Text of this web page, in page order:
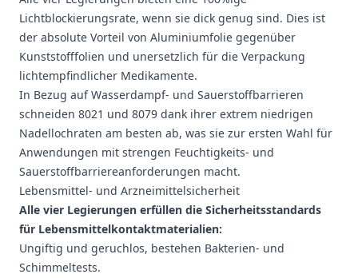
Lichtblockierungsrate, wenn sie dick genug sind. Dies ist
der absolute Vorteil von Aluminiumfolie gegenüber
Kunststofffolien und unersetzlich für die Verpackung
lichtempfindlicher Medikamente.
In Bezug auf Wasserdampf- und Sauerstoffbarrieren
schneiden 8021 und 8079 dank ihrer extrem niedrigen
Nadellochraten am besten ab, was sie zur ersten Wahl für
Anwendungen mit strengen Feuchtigkeits- und
Sauerstoffbarriereanforderungen macht.
Lebensmittel- und Arzneimittelsicherheit
Alle vier Legierungen erfüllen die Sicherheitsstandards
für Lebensmittelkontaktmaterialien:
Ungiftig und geruchlos, bestehen Bakterien- und
Schimmeltests.